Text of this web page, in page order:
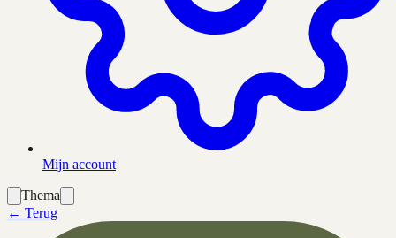
Mijn account
Thema
← Terug